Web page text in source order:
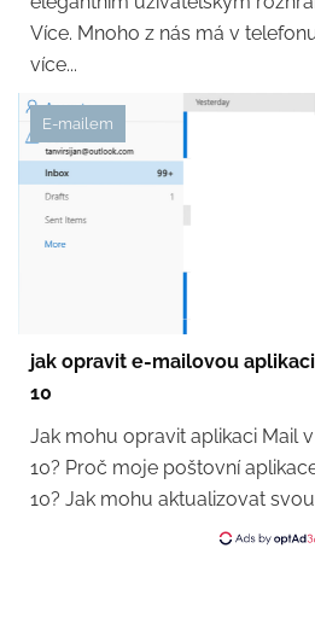
Více. Mnoho z nás má v
více...
E-mailem
jak opravit e-mailovou
10
Jak mohu opravit aplikaci Mail
10? Proč moje poštovní
10? Jak mohu aktualizovat